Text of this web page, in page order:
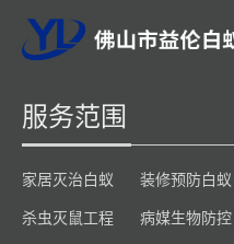
服务范围
家居灭治白蚁 装修预防白蚁
杀虫灭鼠工程 病媒生物防控